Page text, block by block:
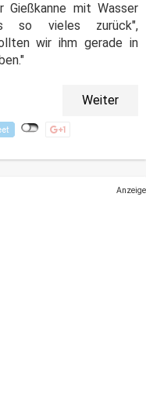
mit Wasser
so vieles zurück",
wir ihm gerade in
Weiter
Anzeige